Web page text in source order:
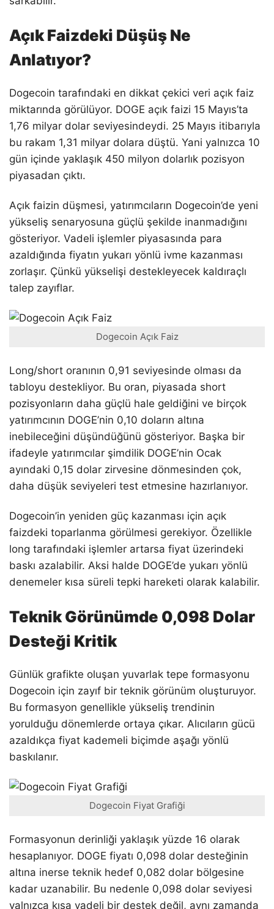
Açık Faizdeki Düşüş Ne
Anlatıyor?
Dogecoin tarafındaki en dikkat çekici veri açık faiz
miktarında görülüyor. DOGE açık faizi 15 Mayıs’ta
1,76 milyar dolar seviyesindeydi. 25 Mayıs itibarıyla
bu rakam 1,31 milyar dolara düştü. Yani yalnızca 10
gün içinde yaklaşık 450 milyon dolarlık pozisyon
piyasadan çıktı.
Açık faizin düşmesi, yatırımcıların Dogecoin’de yeni
yükseliş senaryosuna güçlü şekilde inanmadığını
gösteriyor. Vadeli işlemler piyasasında para
azaldığında fiyatın yukarı yönlü ivme kazanması
zorlaşır. Çünkü yükselişi destekleyecek kaldıraçlı
talep zayıflar.
Dogecoin Açık Faiz
Long/short oranının 0,91 seviyesinde olması da
tabloyu destekliyor. Bu oran, piyasada short
pozisyonların daha güçlü hale geldiğini ve birçok
yatırımcının DOGE’nin 0,10 doların altına
inebileceğini düşündüğünü gösteriyor. Başka bir
ifadeyle yatırımcılar şimdilik DOGE’nin Ocak
ayındaki 0,15 dolar zirvesine dönmesinden çok,
daha düşük seviyeleri test etmesine hazırlanıyor.
Dogecoin’in yeniden güç kazanması için açık
faizdeki toparlanma görülmesi gerekiyor. Özellikle
long tarafındaki işlemler artarsa fiyat üzerindeki
baskı azalabilir. Aksi halde DOGE’de yukarı yönlü
denemeler kısa süreli tepki hareketi olarak kalabilir.
Teknik Görünümde 0,098 Dolar
Desteği Kritik
Günlük grafikte oluşan yuvarlak tepe formasyonu
Dogecoin için zayıf bir teknik görünüm oluşturuyor.
Bu formasyon genellikle yükseliş trendinin
yorulduğu dönemlerde ortaya çıkar. Alıcıların gücü
azaldıkça fiyat kademeli biçimde aşağı yönlü
baskılanır.
Dogecoin Fiyat Grafiği
Formasyonun derinliği yaklaşık yüzde 16 olarak
hesaplanıyor. DOGE fiyatı 0,098 dolar desteğinin
altına inerse teknik hedef 0,082 dolar bölgesine
kadar uzanabilir. Bu nedenle 0,098 dolar seviyesi
yalnızca kısa vadeli bir destek değil, aynı zamanda